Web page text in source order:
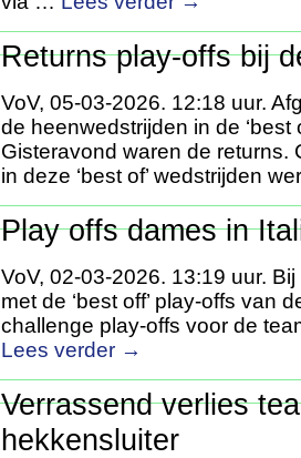
Returns play-offs bij
VoV, 05-03-2026. 12:18 uur.
de heenwedstrijden in de
Gisteravond waren de returns.
in deze ‘best of’ wedstrijden
Play offs dames in
VoV, 02-03-2026. 13:19 uur.
met de ‘best off’ play-offs van
challenge play-offs voor de
Lees verder →
Verrassend verlies
hekkensluiter